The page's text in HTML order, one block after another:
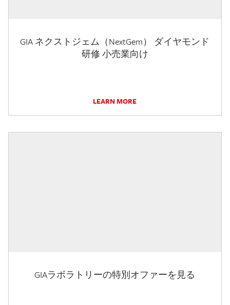
GIA ネクストジェム（NextGem） ダイヤモンド
研修 小売業向け
LEARN MORE
GIAラボラトリーの特別オファーを見る